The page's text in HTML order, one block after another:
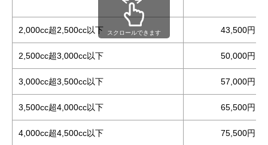
2,000cc超2,500cc以下 43,500円
2,500cc超3,000cc以下 50,000円
3,000cc超3,500cc以下 57,000円
3,500cc超4,000cc以下 65,500円
4,000cc超4,500cc以下 75,500円
スクロールできます